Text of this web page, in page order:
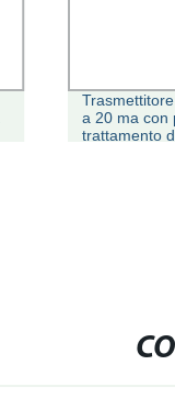
a 20 ma con
trattamento